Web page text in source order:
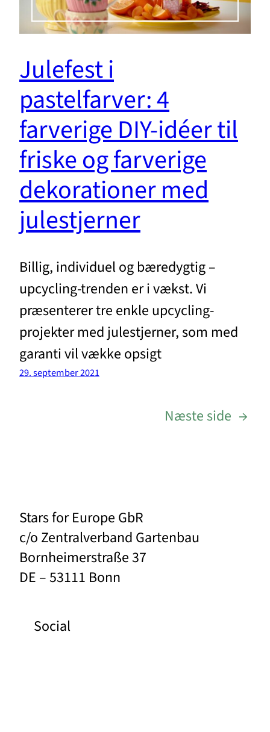
Julefest i
pastelfarver: 4
farverige DIY-idéer til
friske og farverige
dekorationer med
julestjerner
Billig, individuel og bæredygtig –
upcycling-trenden er i vækst. Vi
præsenterer tre enkle upcycling-
projekter med julestjerner, som med
garanti vil vække opsigt
29. september 2021
Næste side →
Stars for Europe GbR
c/o Zentralverband Gartenbau
Bornheimerstraße 37
DE – 53111 Bonn
Social